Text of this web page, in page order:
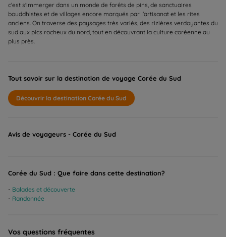
c'est s'immerger dans un monde de forêts de pins, de sanctuaires
bouddhistes et de villages encore marqués par l'artisanat et les rites
anciens. On traverse des paysages très variés, des rizières verdoyantes du
sud aux pics rocheux du nord, tout en découvrant la culture coréenne au
plus près.
Tout savoir sur la destination de voyage Corée du Sud
Découvrir la destination Corée du Sud
Avis de voyageurs - Corée du Sud
Corée du Sud : Que faire dans cette destination?
Balades et découverte
Randonnée
Vos questions fréquentes